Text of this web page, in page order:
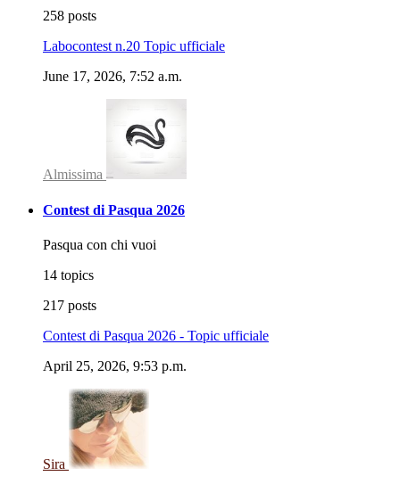
258 posts
Labocontest n.20 Topic ufficiale
June 17, 2026, 7:52 a.m.
Almissima
Contest di Pasqua 2026
Pasqua con chi vuoi
14 topics
217 posts
Contest di Pasqua 2026 - Topic ufficiale
April 25, 2026, 9:53 p.m.
Sira